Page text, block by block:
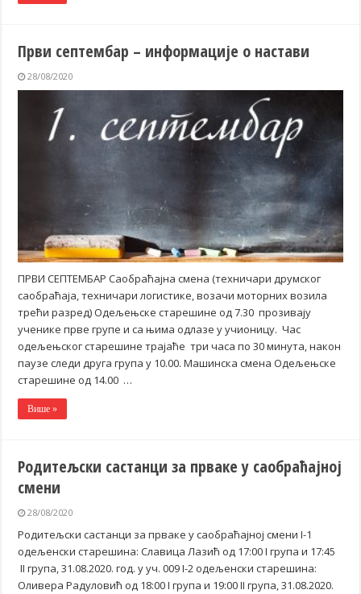
Први септембар – информације о настави
28/08/2020
ПРВИ СЕПТЕМБАР Саобраћајна смена (техничари друмског
саобраћаја, техничари логистике, возачи моторних возила
трећи разред) Одељењске старешине од 7.30 прозивају
ученике прве групе и са њима одлазе у учионицу. Час
одељењског старешине трајаће три часа по 30 минута, након
паузе следи друга група у 10.00. Машинска смена Одељењске
старешине од 14.00 …
Више »
Родитељски састанци за прваке у саобраћајној
смени
28/08/2020
Родитељски састанци за прваке у саобраћајној смени I-1
одељенски старешина: Славица Лазић од 17:00 I група и 17:45
II група, 31.08.2020. год. у уч. 009 I-2 одељенски старешина:
Оливера Радуловић од 18:00 I група и 19:00 II група, 31.08.2020.